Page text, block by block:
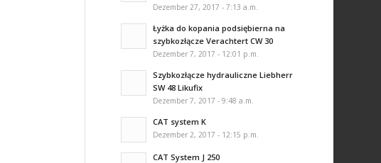
Dezember 27, 2017 - 7:13 a.m.
Łyżka do kopania podsiębierna na
szybkozłącze Verachtert CW 30
Dezember 7, 2017 - 12:01 p.m.
Szybkozłącze hydrauliczne Liebherr
SW 48 Likufix
Dezember 7, 2017 - 9:48 a.m.
CAT system K
Dezember 2, 2017 - 12:15 p.m.
CAT System J 250